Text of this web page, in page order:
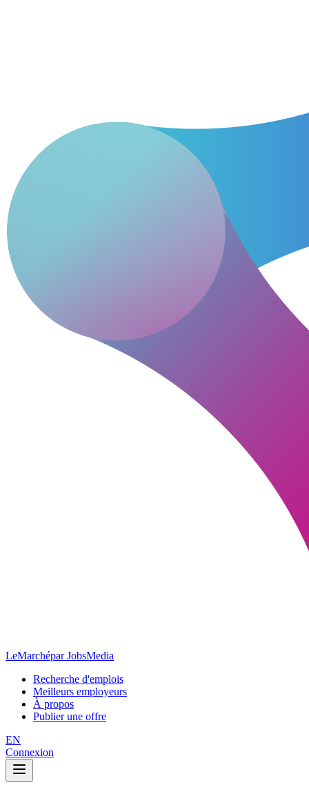
LeMarchépar JobsMedia
Recherche d'emplois
Meilleurs employeurs
À propos
Publier une offre
EN
Connexion